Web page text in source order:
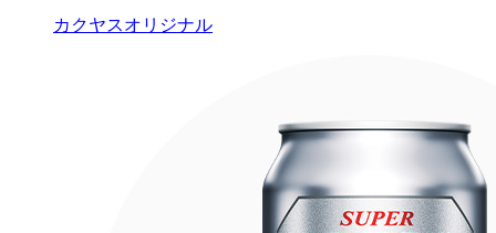
カクヤスオリジナル